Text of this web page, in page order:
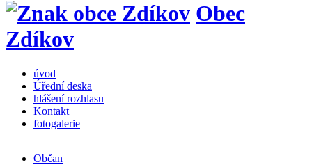
Obec
Zdíkov
úvod
Úřední deska
hlášení rozhlasu
Kontakt
fotogalerie
Občan